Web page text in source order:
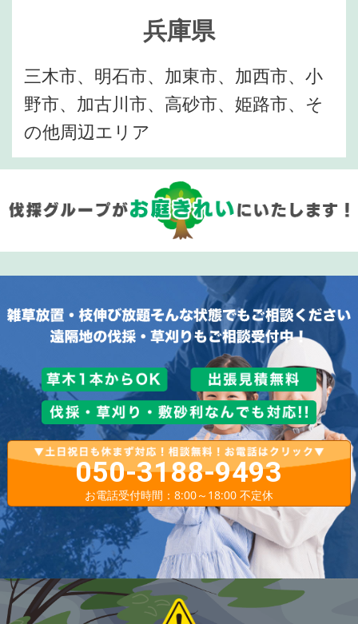
兵庫県
三木市、明石市、加東市、加西市、小
野市、加古川市、高砂市、姫路市、そ
の他周辺エリア
050-3188-9493
お電話受付時間：8:00～18:00 不定休